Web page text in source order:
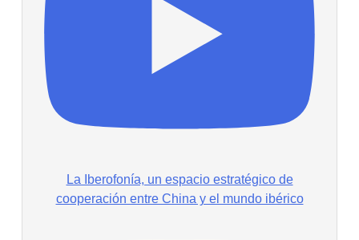
La Iberofonía, un espacio estratégico de
cooperación entre China y el mundo ibérico